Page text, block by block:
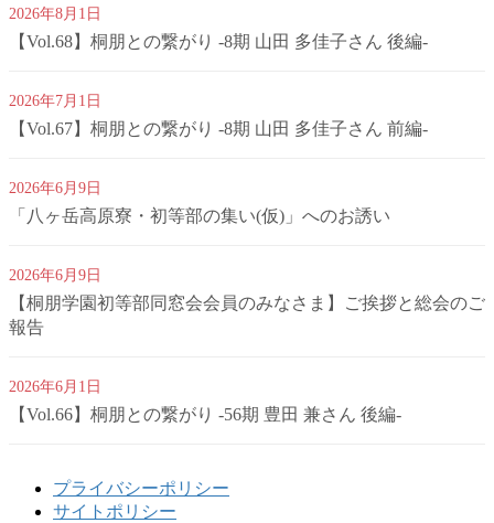
2026年8月1日
【Vol.68】桐朋との繋がり -8期 山田 多佳子さん 後編-
2026年7月1日
【Vol.67】桐朋との繋がり -8期 山田 多佳子さん 前編-
2026年6月9日
「八ヶ岳高原寮・初等部の集い(仮)」へのお誘い
2026年6月9日
【桐朋学園初等部同窓会会員のみなさま】ご挨拶と総会のご
報告
2026年6月1日
【Vol.66】桐朋との繋がり -56期 豊田 兼さん 後編-
プライバシーポリシー
サイトポリシー